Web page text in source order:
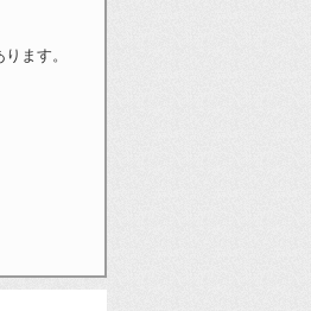
ます。